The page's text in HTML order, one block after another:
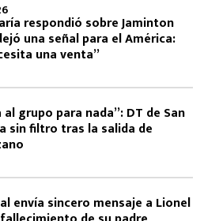
respondió sobre Jaminton
una señal para el América:
una venta”
grupo para nada”: DT de San
sin filtro tras la salida de
envía sincero mensaje a Lionel